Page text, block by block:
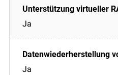
Ja
Ja